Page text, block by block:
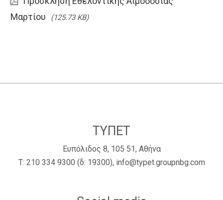
Μαρτίου
(125.73 KB)
ΤΥΠΕΤ
Ευπόλιδος 8, 105 51, Αθήνα
Τ: 210 334 9300 (δ: 19300), info@typet.groupnbg.com